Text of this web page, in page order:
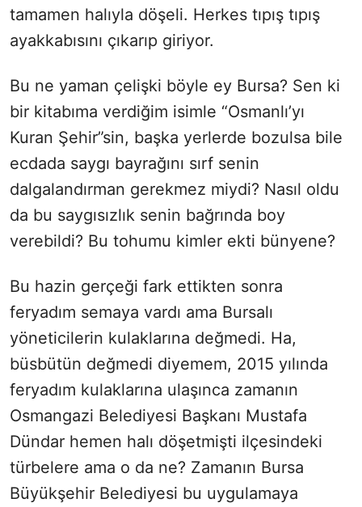
tamamen halıyla döşeli. Herkes tıpış tıpış
ayakkabısını çıkarıp giriyor.
Bu ne yaman çelişki böyle ey Bursa? Sen ki
bir kitabıma verdiğim isimle “Osmanlı’yı
Kuran Şehir”sin, başka yerlerde bozulsa bile
ecdada saygı bayrağını sırf senin
dalgalandırman gerekmez miydi? Nasıl oldu
da bu saygısızlık senin bağrında boy
verebildi? Bu tohumu kimler ekti bünyene?
Bu hazin gerçeği fark ettikten sonra
feryadım semaya vardı ama Bursalı
yöneticilerin kulaklarına değmedi. Ha,
büsbütün değmedi diyemem, 2015 yılında
feryadım kulaklarına ulaşınca zamanın
Osmangazi Belediyesi Başkanı Mustafa
Dündar hemen halı döşetmişti ilçesindeki
türbelere ama o da ne? Zamanın Bursa
Büyükşehir Belediyesi bu uygulamaya